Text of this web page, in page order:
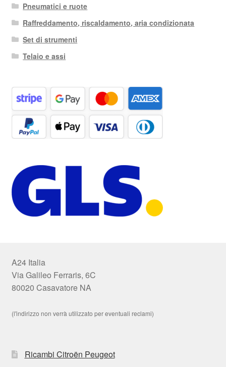
Pneumatici e ruote
Raffreddamento, riscaldamento, aria condizionata
Set di strumenti
Telaio e assi
A24 Italia
Via Galileo Ferraris, 6C
80020 Casavatore NA
(l'indirizzo non verrà utilizzato per eventuali reclami)
Ricambi Citroën Peugeot